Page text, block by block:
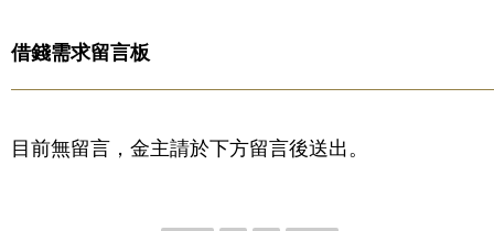
借錢需求留言板
目前無留言，金主請於下方留言後送出。